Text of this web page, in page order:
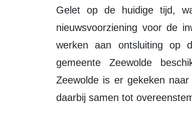
Gelet op de huidige tijd, waarbij de LOZ een belangrijke rol speelt in de
nieuwsvoorziening voor de
werken aan ontsluiting
gemeente Zeewolde
Zeewolde is er gekeken
daarbij samen tot